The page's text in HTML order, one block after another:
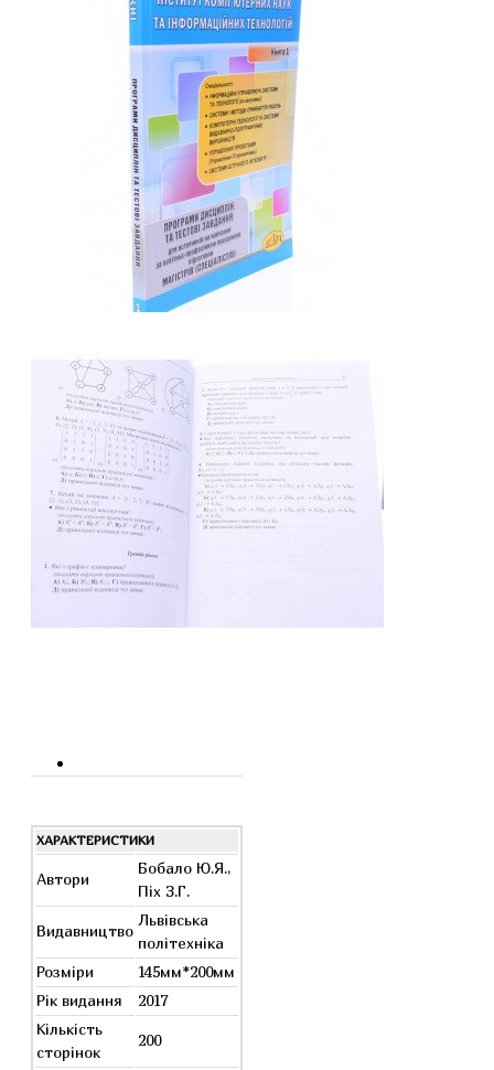
ХАРАКТЕРИСТИКИ
Автори
Бобало Ю.Я.,
Піх З.Г.
Видавництво
Львівська
політехніка
Розміри
145мм*200мм
Рік видання
2017
Кількість
сторінок
200